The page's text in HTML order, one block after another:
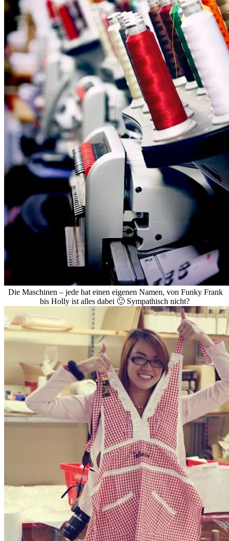
Die Maschinen – jede hat einen eigenen Namen, von Funky Frank
bis Holly ist alles dabei 🙂 Sympathisch nicht?